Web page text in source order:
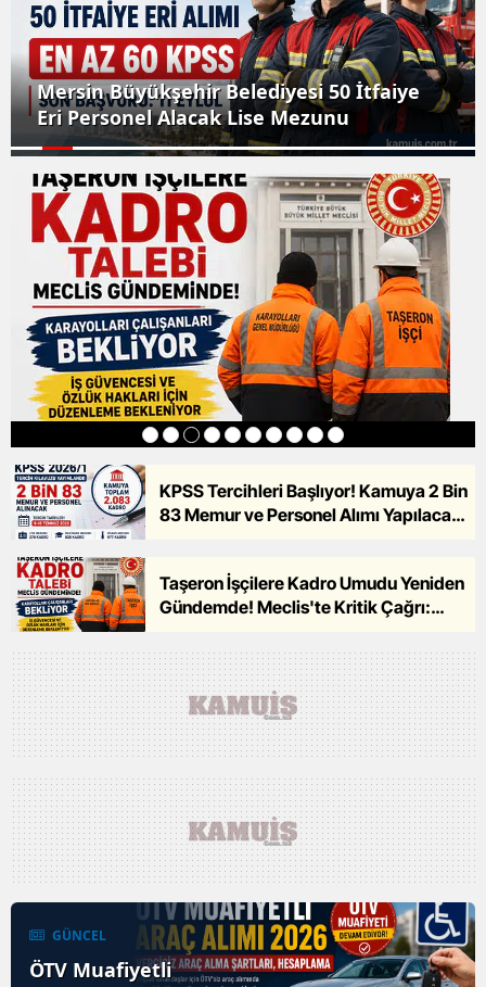
Mersin Büyükşehir Belediyesi 50 İtfaiye
Eri Personel Alacak Lise Mezunu
KPSS Tercihleri Başlıyor! Kamuya 2 Bin
83 Memur ve Personel Alımı Yapılacak
Taşeron İşçilere Kadro Umudu Yeniden
Gündemde! Meclis'te Kritik Çağrı:
Düzenleme Bekliyor
GÜNCEL
ÖTV Muafiyetli